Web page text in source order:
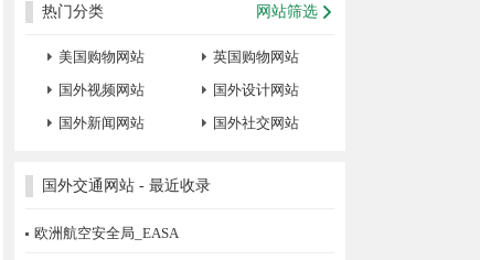
热门分类 网站筛选
美国购物网站
英国购物网站
国外视频网站
国外设计网站
国外新闻网站
国外社交网站
国外交通网站 - 最近收录
欧洲航空安全局_EASA